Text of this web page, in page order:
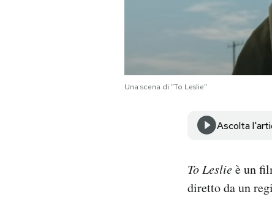
Una scena di "To Leslie"
Ascolta
To Leslieè un
diretto da un